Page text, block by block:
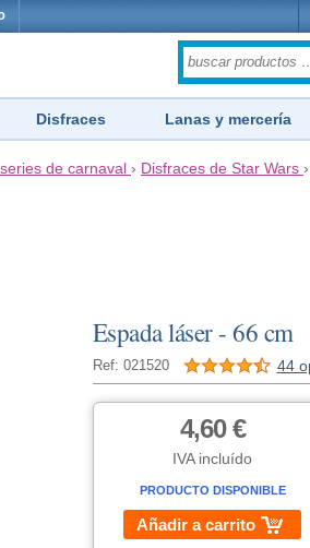
Disfraces Lanas y mercería
de carnaval › Disfraces de Star Wars ›
Espada láser - 66 cm
Ref: 021520 44
4,60 €
IVA incluído
PRODUCTO DISPONIBLE
Añadir a carrito